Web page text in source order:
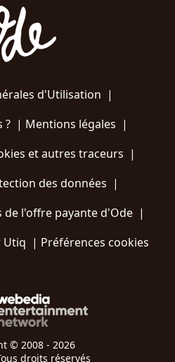
d'Utilisation |
?| Mentions légales |
et autres traceurs |
des données |
de l'offre payante d'Ode |
Utiq | Préférences cookies
© 2008 - 2026
droits réservés